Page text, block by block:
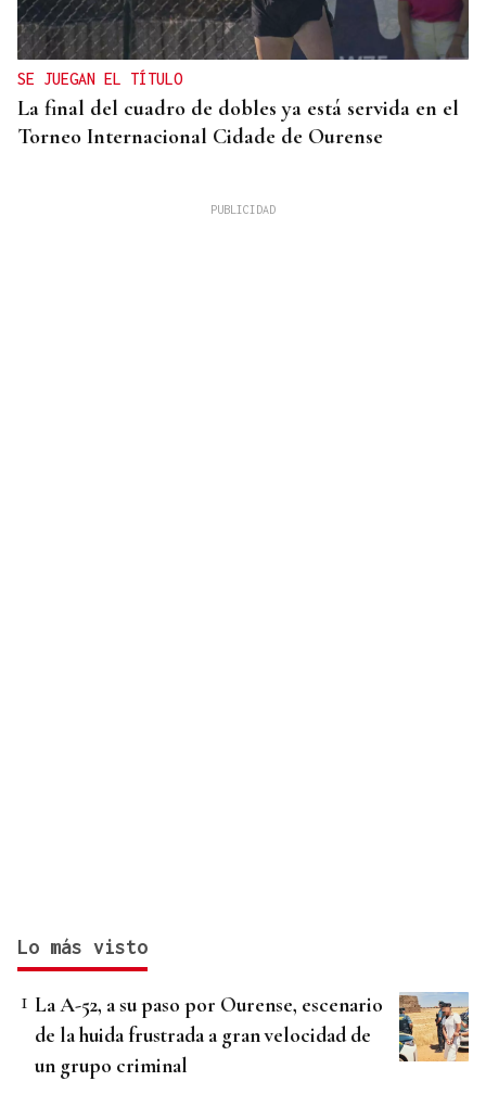
SE JUEGAN EL TÍTULO
La final del cuadro de dobles ya está servida en el
Torneo Internacional Cidade de Ourense
Lo más visto
La A-52, a su paso por Ourense, escenario
de la huida frustrada a gran velocidad de
un grupo criminal